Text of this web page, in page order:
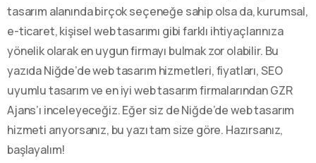
tasarım alanında birçok seçeneğe sahip olsa da, kurumsal,
e-ticaret, kişisel web tasarımı gibi farklı ihtiyaçlarınıza
yönelik olarak en uygun firmayı bulmak zor olabilir. Bu
yazıda Niğde’de web tasarım hizmetleri, fiyatları, SEO
uyumlu tasarım ve en iyi web tasarım firmalarından GZR
Ajans’ı inceleyeceğiz. Eğer siz de Niğde’de web tasarım
hizmeti arıyorsanız, bu yazı tam size göre. Hazırsanız,
başlayalım!